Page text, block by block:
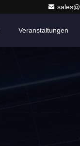
Veranstaltungen